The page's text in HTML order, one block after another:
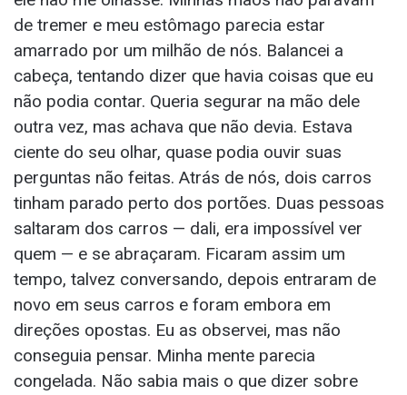
de tremer e meu estômago parecia estar
amarrado por um milhão de nós. Balancei a
cabeça, tentando dizer que havia coisas que eu
não podia contar. Queria segurar na mão dele
outra vez, mas achava que não devia. Estava
ciente do seu olhar, quase podia ouvir suas
perguntas não feitas. Atrás de nós, dois carros
tinham parado perto dos portões. Duas pessoas
saltaram dos carros — dali, era impossível ver
quem — e se abraçaram. Ficaram assim um
tempo, talvez conversando, depois entraram de
novo em seus carros e foram embora em
direções opostas. Eu as observei, mas não
conseguia pensar. Minha mente parecia
congelada. Não sabia mais o que dizer sobre